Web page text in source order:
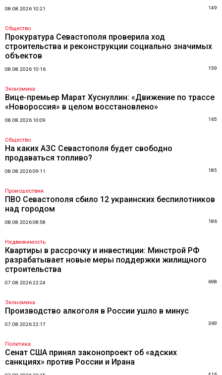
08.08.2026 10:21 149
Общество
Прокуратура Севастополя проверила ход
строительства и реконструкции социально значимых
объектов
08.08.2026 10:16 159
Экономика
Вице-премьер Марат Хуснуллин: «Движение по трассе
«Новороссия» в целом восстановлено»
08.08.2026 10:09 165
Общество
На каких АЗС Севастополя будет свободно
продаваться топливо?
08.08.2026 09:11 185
Происшествия
ПВО Севастополя сбило 12 украинских беспилотников
над городом
08.08.2026 08:58 186
Недвижимость
Квартиры в рассрочку и инвестиции: Минстрой РФ
разрабатывает новые меры поддержки жилищного
строительства
07.08.2026 22:24 698
Экономика
Производство алкоголя в России ушло в минус
07.08.2026 22:17 369
Политика
Сенат США принял законопроект об «адских
санкциях» против России и Ирана